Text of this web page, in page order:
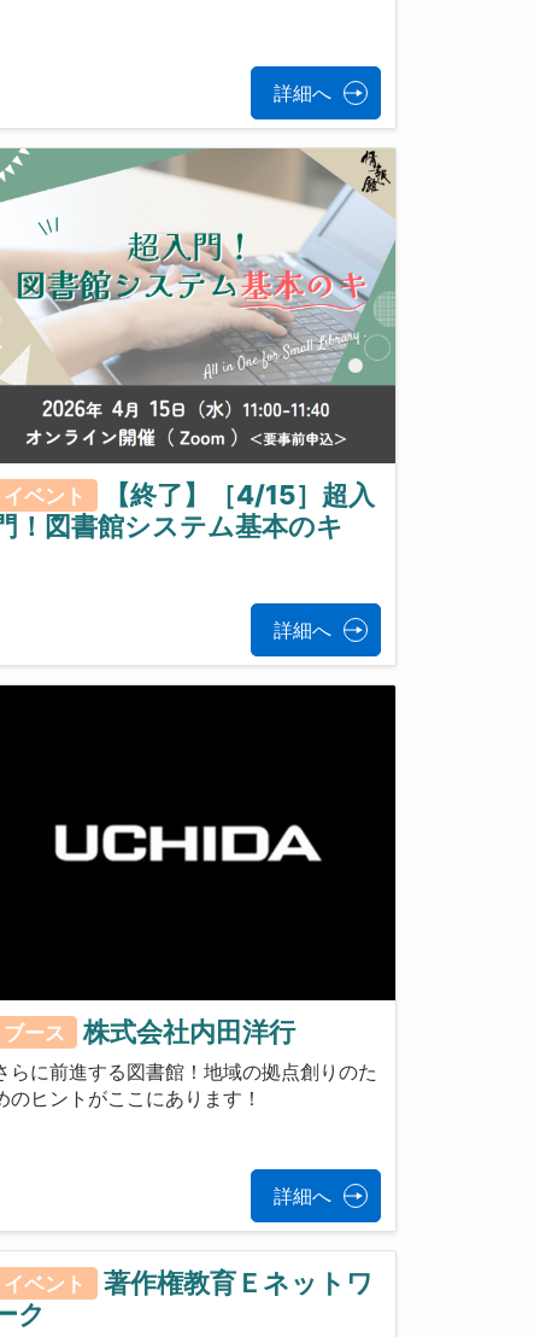
詳細へ
イベント
【終了】［4/15］超入
！図書館システム基本のキ
詳細へ
ブース 株式会社内田洋行
らに前進する図書館！地域の拠点創りのた
のヒントがここにあります！
詳細へ
イベント
著作権教育Ｅネットワ
ク